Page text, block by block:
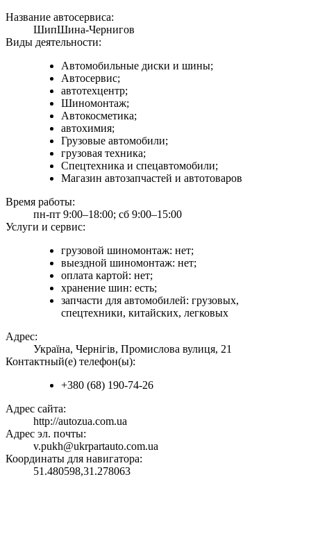
Название автосервиса:
ШипШина-Чернигов
Виды деятельности:
Автомобильные диски и шины;
Автосервис;
автотехцентр;
Шиномонтаж;
Автокосметика;
автохимия;
Грузовые автомобили;
грузовая техника;
Спецтехника и спецавтомобили;
Магазин автозапчастей и автотоваров
Время работы:
пн-пт 9:00–18:00; сб 9:00–15:00
Услуги и сервис:
грузовой шиномонтаж: нет;
выездной шиномонтаж: нет;
оплата картой: нет;
хранение шин: есть;
запчасти для автомобилей: грузовых,
спецтехники, китайских, легковых
Адрес:
Україна, Чернігів, Промислова вулиця, 21
Контактный(е) телефон(ы):
+380 (68) 190-74-26
Адрес сайта:
http://autozua.com.ua
Адрес эл. почты:
v.pukh@ukrpartauto.com.ua
Координаты для навигатора:
51.480598,31.278063